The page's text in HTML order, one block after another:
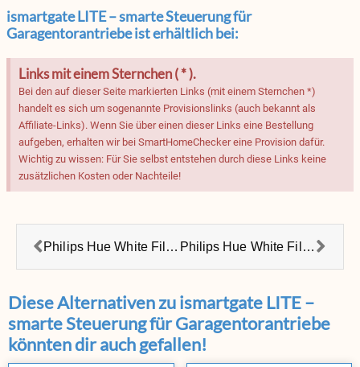
ismartgate LITE – smarte Steuerung für
Garagentorantriebe ist erhältlich bei:
Links mit einem Sternchen ( * ).
Bei den auf dieser Seite markierten Links (mit einem Sternchen *)
handelt es sich um sogenannte Provisionslinks (auch bekannt als
Affiliate-Links). Wenn Sie über einen dieser Links eine Bestellung
aufgeben, erhalten wir bei SmartHomeChecker eine Provision dafür.
Wichtig zu wissen: Für Sie selbst entstehen durch diese Links keine
zusätzlichen Kosten oder Nachteile!
Philips Hue White Filament E27 LED Globe – Vintage Design Philips Hue White Filament E27 LED Kolben – Vintage Design
Diese Alternativen zu ismartgate LITE –
smarte Steuerung für Garagentorantriebe
könnten dir auch gefallen!